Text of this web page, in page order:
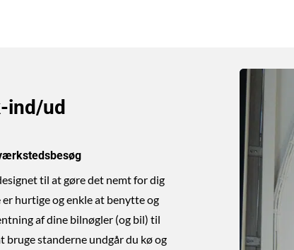
ind/ud
til at gøre det nemt for dig
hurtige og enkle at benytte og
af dine bilnøgler (og bil) til
bruge standerne undgår du kø og